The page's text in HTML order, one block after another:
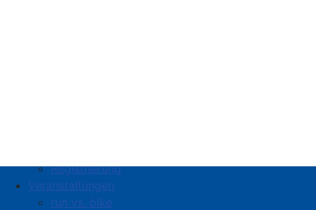
Registrierung
Veranstaltungen
run vs. bike